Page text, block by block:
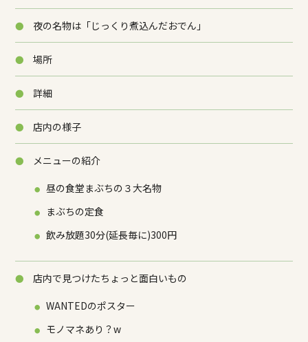
夜の名物は「じっくり煮込んだおでん」
場所
詳細
店内の様子
メニューの紹介
昼の食堂まぶちの３大名物
まぶちの定食
飲み放題30分(延長毎に)300円
店内で見つけたちょっと面白いもの
WANTEDのポスター
モノマネあり？w